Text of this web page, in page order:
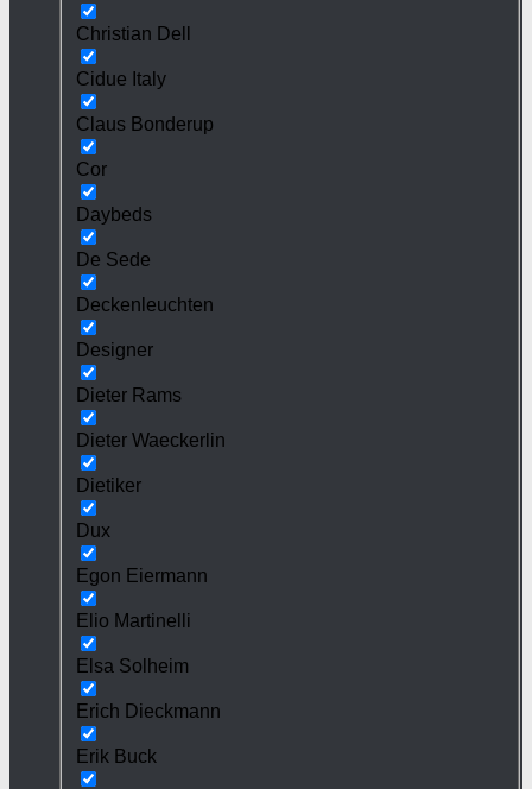
Christian Dell
Cidue Italy
Claus Bonderup
Cor
Daybeds
De Sede
Deckenleuchten
Designer
Dieter Rams
Dieter Waeckerlin
Dietiker
Dux
Egon Eiermann
Elio Martinelli
Elsa Solheim
Erich Dieckmann
Erik Buck